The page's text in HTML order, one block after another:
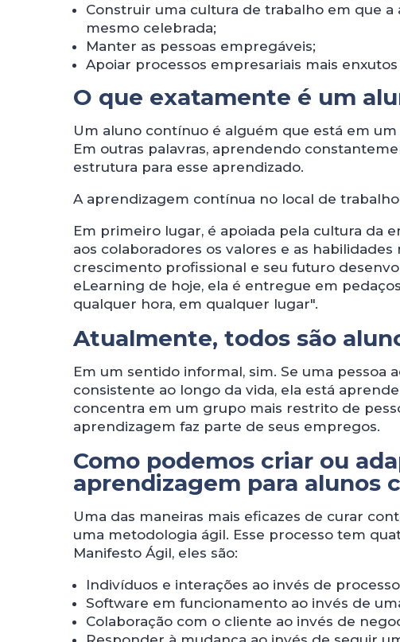
Construir uma cultura de trabalho em que
mesmo celebrada;
Manter as pessoas empregáveis;
Apoiar processos empresariais mais
O que exatamente é um
Um aluno contínuo é alguém que está em
Em outras palavras, aprendendo
estrutura para esse aprendizado.
A aprendizagem contínua no local de
Em primeiro lugar, é apoiada pela cultura da
aos colaboradores os valores e as
crescimento profissional e seu futuro
eLearning de hoje, ela é entregue em
qualquer hora, em qualquer lugar".
Atualmente, todos são
Em um sentido informal, sim. Se uma
consistente ao longo da vida, ela está
concentra em um grupo mais restrito de
aprendizagem faz parte de seus empregos.
Como podemos criar ou
aprendizagem para alunos
Uma das maneiras mais eficazes de curar
uma metodologia ágil. Esse processo tem
Manifesto Ágil, eles são:
Indivíduos e interações ao invés de
Software em funcionamento ao invés de
Colaboração com o cliente ao invés de